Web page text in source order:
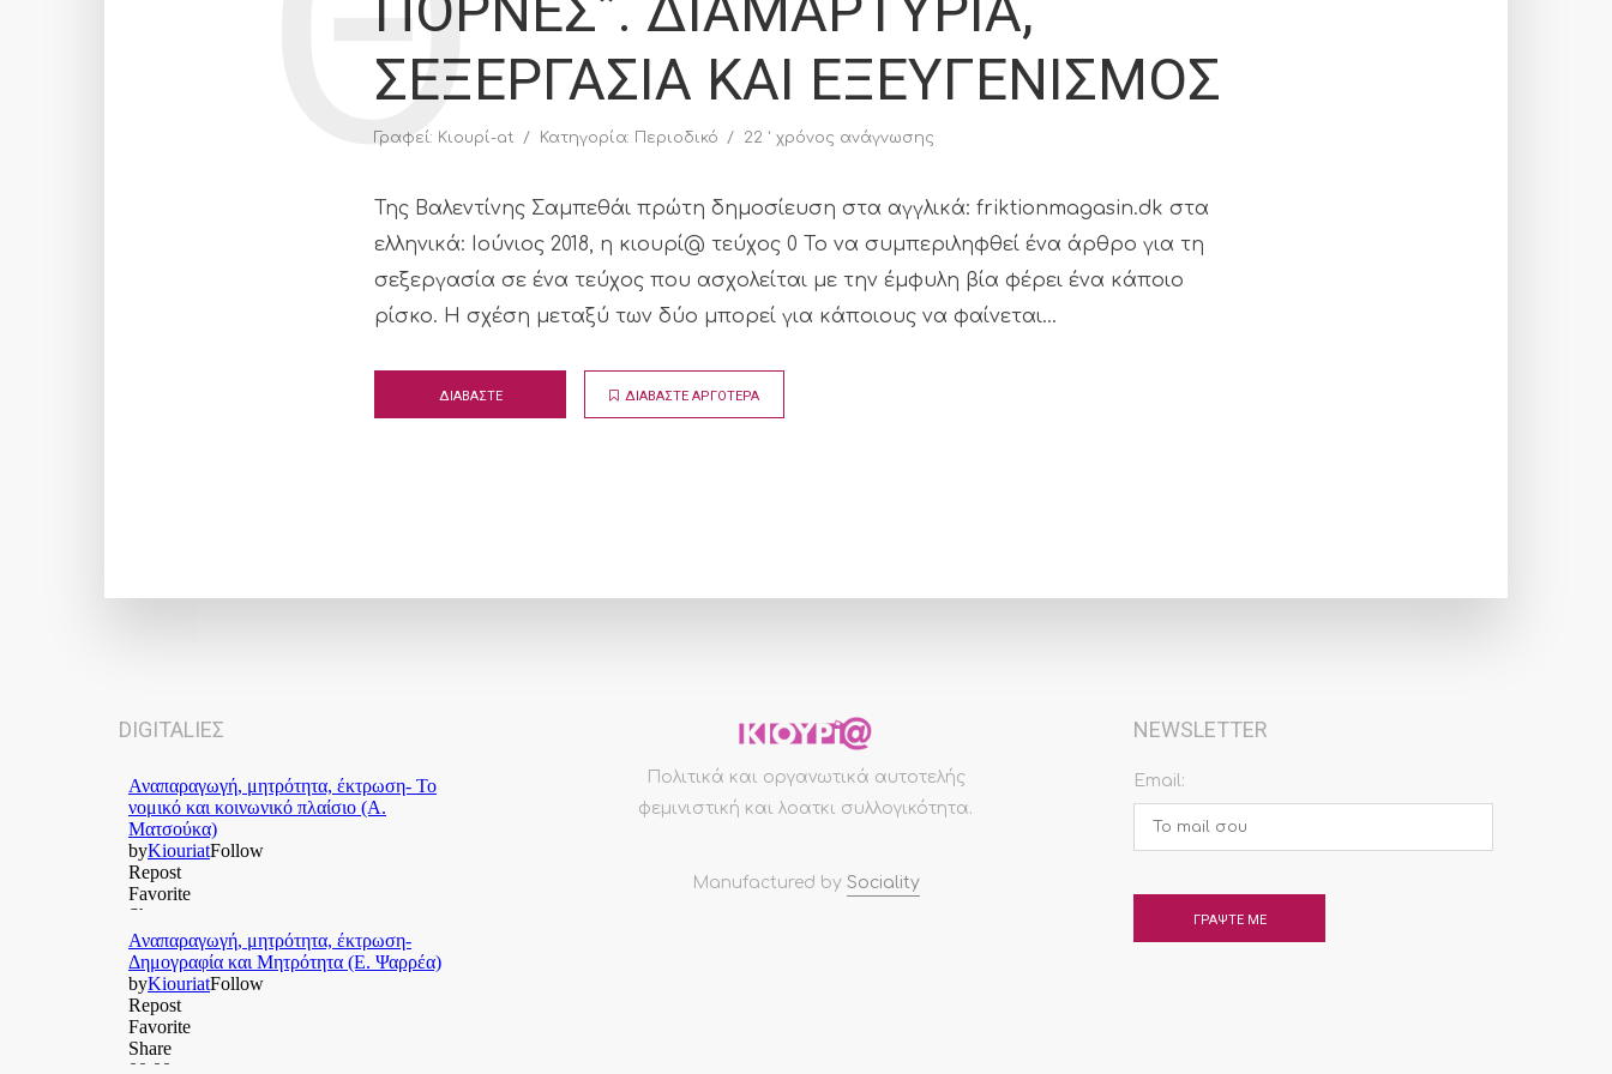
ΣΕΞΕΡΓΑΣΙΑ ΚΑΙ ΕΞΕΥΓΕΝΙΣΜΟΣ
Γραφεί: Κιουρί-at Κατηγορία: Περιοδικό 22 ' χρόνος ανάγνωσης
Της Βαλεντίνης Σαμπεθάι πρώτη δημοσίευση στα αγγλικά: friktionmagasin.dk στα
ελληνικά: Ιούνιος 2018, η κιουρί@ τεύχος 0 Το να συμπεριληφθεί ένα άρθρο για τη
σεξεργασία σε ένα τεύχος που ασχολείται με την έμφυλη βία φέρει ένα κάποιο
ρίσκο. Η σχέση μεταξύ των δύο μπορεί για κάποιους να φαίνεται...
ΔΙΑΒΑΣΤΕ ΔΙΑΒΑΣΤΕ ΑΡΓΟΤΕΡΑ
DIGITALΙΕΣ
Πολιτικά και οργανωτικά αυτοτελής
φεμινιστική και λοατκι συλλογικότητα.
Manufactured by Sociality
NEWSLETTER
Email: